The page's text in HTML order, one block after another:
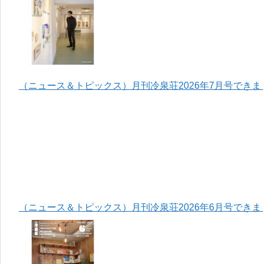
（ニュース＆トピックス）月刊冷泉荘2026年7月号でき
（ニュース＆トピックス）月刊冷泉荘2026年6月号でき